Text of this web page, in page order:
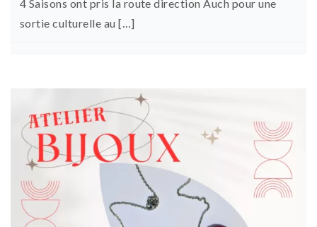
4 Saisons ont pris la route direction Auch pour une
sortie culturelle au […]